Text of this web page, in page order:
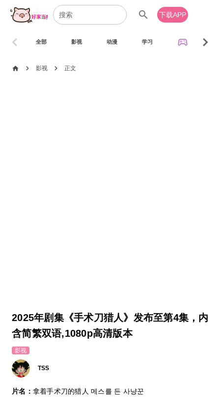
search 下载APP
全部 影视 动漫 学习 sports_esports
chevron_left chevron_right
home chevron_right 影视 chevron_right 正文
2025年剧集《手术刀猎人》发布至第4集，内
含简繁双语,1080p高清版本
影视
TSS
片名： 拿着手术刀的猎人 메스를 든 사냥꾼